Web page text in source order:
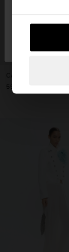
+
59,99 €